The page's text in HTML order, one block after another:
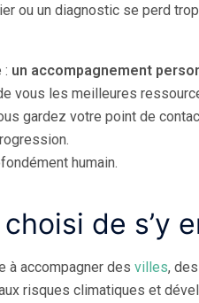
ou un diagnostic se perd
: un accompagnement
vous les meilleures
gardez votre point de
humain.
de s’y
à accompagner des villes, des
risques climatiques et